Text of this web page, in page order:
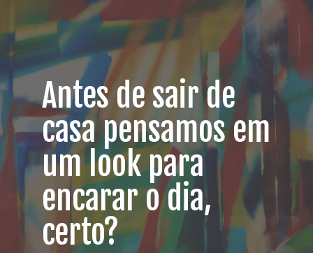
Antes de sair de
casa pensamos em
um look para
encarar o dia,
certo?